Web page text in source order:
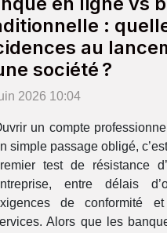
:
au
société ?
2026 10:04
un compte
simple passage obligé,
test de résistance
entre délais
de conformité
Alors que les